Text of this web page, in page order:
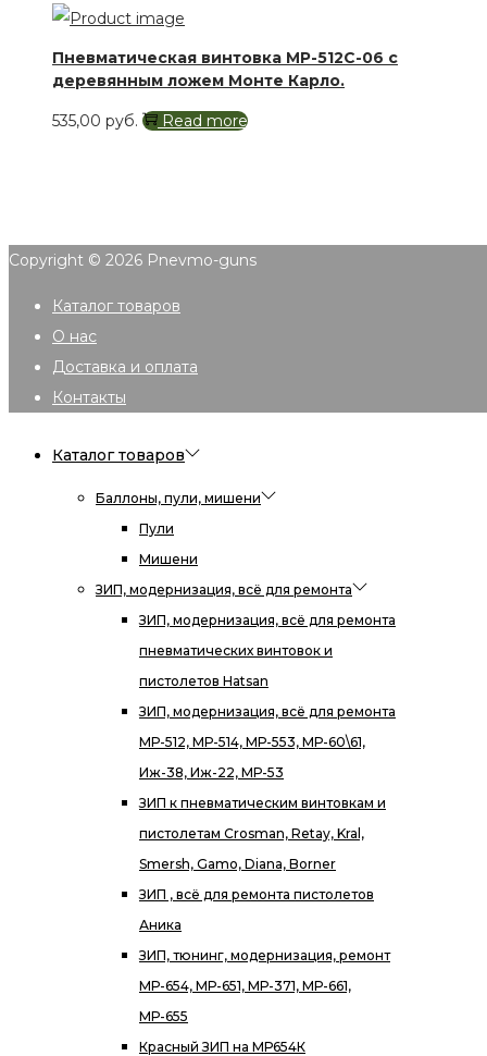
Пневматическая винтовка МР-512С-06 с
деревянным ложем Монте Карло.
535,00 руб. Read more
Copyright © 2026 Pnevmo-guns
Каталог товаров
О нас
Доставка и оплата
Контакты
Каталог товаров
Баллоны, пули, мишени
Пули
Мишени
ЗИП, модернизация, всё для ремонта
ЗИП, модернизация, всё для ремонта
пневматических винтовок и
пистолетов Hatsan
ЗИП, модернизация, всё для ремонта
МР-512, МР-514, МР-553, МР-60\61,
Иж-38, Иж-22, МР-53
ЗИП к пневматическим винтовкам и
пистолетам Crosman, Retay, Kral,
Smersh, Gamo, Diana, Borner
ЗИП , всё для ремонта пистолетов
Аника
ЗИП, тюнинг, модернизация, ремонт
МР-654, МР-651, МР-371, МР-661,
МР-655
Красный ЗИП на МР654К